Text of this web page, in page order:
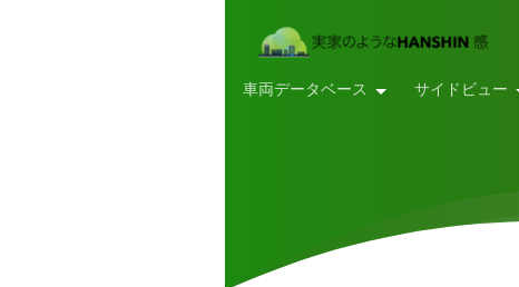
車両データベース サイドビュー